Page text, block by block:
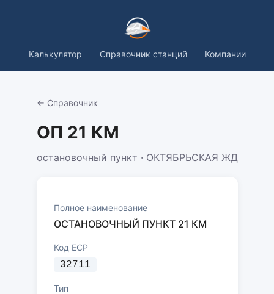
Калькулятор Справочник станций Компании
← Справочник
ОП 21 КМ
остановочный пункт · ОКТЯБРЬСКАЯ ЖД
Полное наименование
ОСТАНОВОЧНЫЙ ПУНКТ 21 КМ
Код ЕСР
32711
Тип